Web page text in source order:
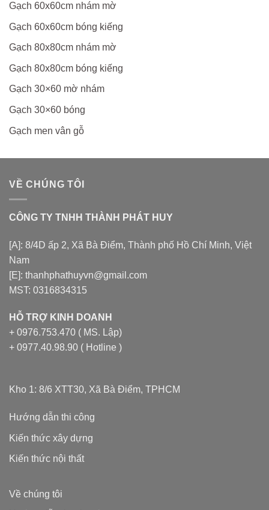
Gạch 60x60cm nhám mờ
Gạch 60x60cm bóng kiếng
Gạch 80x80cm nhám mờ
Gạch 80x80cm bóng kiếng
Gạch 30×60 mờ nhám
Gạch 30×60 bóng
Gạch men vân gỗ
VỀ CHÚNG TÔI
CÔNG TY TNHH THÀNH PHÁT HUY
[A]: 8/4D ấp 2, Xã Bà Điểm, Thành phố Hồ Chí Minh, Việt
Nam
[E]: thanhphathuyvn@gmail.com
MST: 0316834315
HỖ TRỢ KINH DOANH
+ 0976.753.470 ( MS. Lập)
+ 0977.40.98.90 ( Hotline )
Kho 1: 8/6 XTT30, Xã Bà Điểm, TPHCM
Hướng dẫn thi công
Kiến thức xây dựng
Kiến thức nội thất
Về chúng tôi